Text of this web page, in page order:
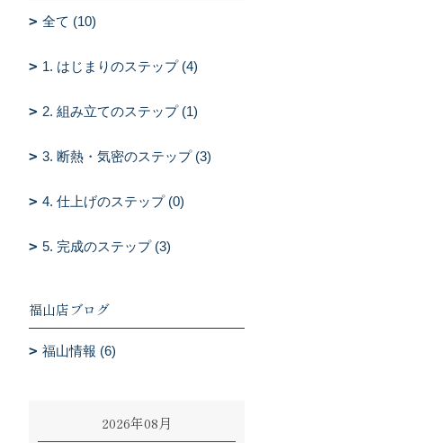
全て (10)
1. はじまりのステップ (4)
2. 組み立てのステップ (1)
3. 断熱・気密のステップ (3)
4. 仕上げのステップ (0)
5. 完成のステップ (3)
福山店ブログ
福山情報 (6)
2026年08月